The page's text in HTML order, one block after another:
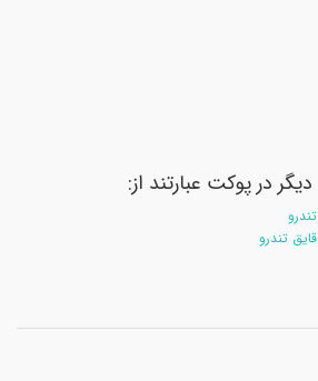
در پوکت عبارتند از:
تندرو